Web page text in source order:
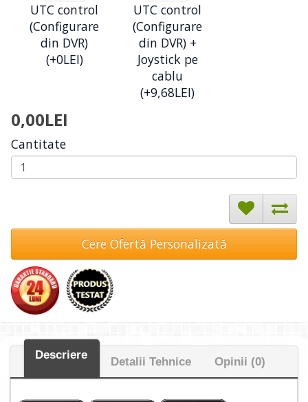
UTC control
(Configurare
din DVR)
(+0LEI)
UTC control
(Configurare
din DVR) +
Joystick pe
cablu
(+9,68LEI)
0,00LEI
Cantitate
Cere Ofertă Personalizată
Descriere
Detalii Tehnice Opinii (0)